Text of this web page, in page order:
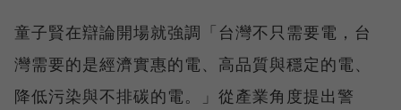
童子賢在辯論開場就強調「台灣不只需要電，台
灣需要的是經濟實惠的電、高品質與穩定的電、
降低污染與不排碳的電。」從產業角度提出警